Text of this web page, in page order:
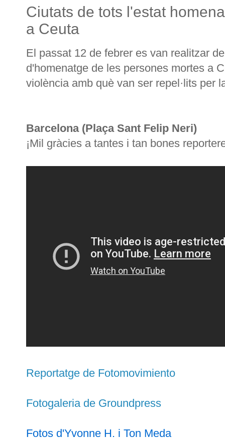
Ciutats de tots l'estat
a Ceuta
El passat 12 de febrer es van realitzar
d'homenatge de les persones mortes a
violència amb què van ser repel·lits per
Barcelona (Plaça Sant Felip Neri)
¡Mil gràcies a tantes i tan bones
Reportatge de Fotomovimiento
Fotogaleria de Groundpress
Fotos d'Yvonne H. i Ton Meda